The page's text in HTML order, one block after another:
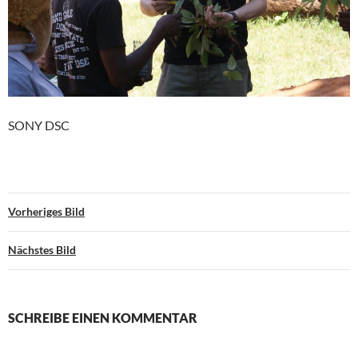
SONY DSC
Vorheriges Bild
Nächstes Bild
SCHREIBE EINEN KOMMENTAR